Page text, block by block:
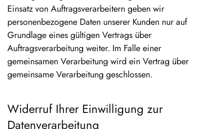
Einsatz von Auftragsverarbeitern geben wir
personenbezogene Daten unserer Kunden nur auf
Grundlage eines gültigen Vertrags über
Auftragsverarbeitung weiter. Im Falle einer
gemeinsamen Verarbeitung wird ein Vertrag über
gemeinsame Verarbeitung geschlossen.
Widerruf Ihrer Einwilligung zur
Datenverarbeitung